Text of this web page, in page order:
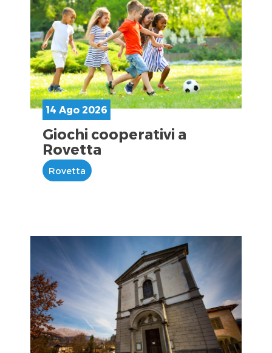
14 Ago 2026
Giochi cooperativi a
Rovetta
Rovetta